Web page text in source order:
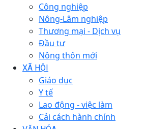
Công nghiệp
Nông-Lâm nghiệp
Thương mại - Dịch vụ
Đầu tư
Nông thôn mới
XÃ HỘI
Giáo dục
Y tế
Lao động - việc làm
Cải cách hành chính